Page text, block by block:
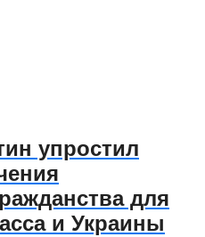
упростил
для
и Украины